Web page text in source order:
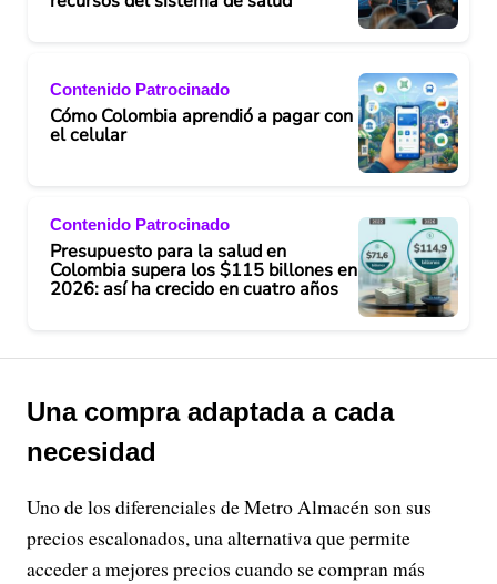
Contenido Patrocinado
Cómo Colombia aprendió a pagar con
el celular
Contenido Patrocinado
Presupuesto para la salud en
Colombia supera los $115 billones en
2026: así ha crecido en cuatro años
Una compra adaptada a cada
necesidad
Uno de los diferenciales de Metro Almacén son sus
precios escalonados, una alternativa que permite
acceder a mejores precios cuando se compran más